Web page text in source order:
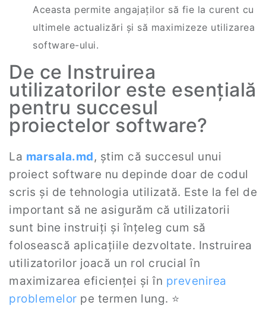
Aceasta permite angajaților să fie la curent cu
ultimele actualizări și să maximizeze utilizarea
software-ului.
De ce Instruirea
utilizatorilor este esențială
pentru succesul
proiectelor software?
La marsala.md, știm că succesul unui
proiect software nu depinde doar de codul
scris și de tehnologia utilizată. Este la fel de
important să ne asigurăm că utilizatorii
sunt bine instruiți și înțeleg cum să
folosească aplicațiile dezvoltate. Instruirea
utilizatorilor joacă un rol crucial în
maximizarea eficienței și în prevenirea
problemelor pe termen lung. ⭐